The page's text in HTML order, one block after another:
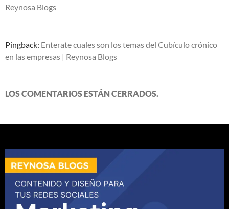
Reynosa Blogs
Pingback: Enterate cuales son los temas del Cubículo crónico
en las empresas | Reynosa Blogs
LOS COMENTARIOS ESTÁN CERRADOS.